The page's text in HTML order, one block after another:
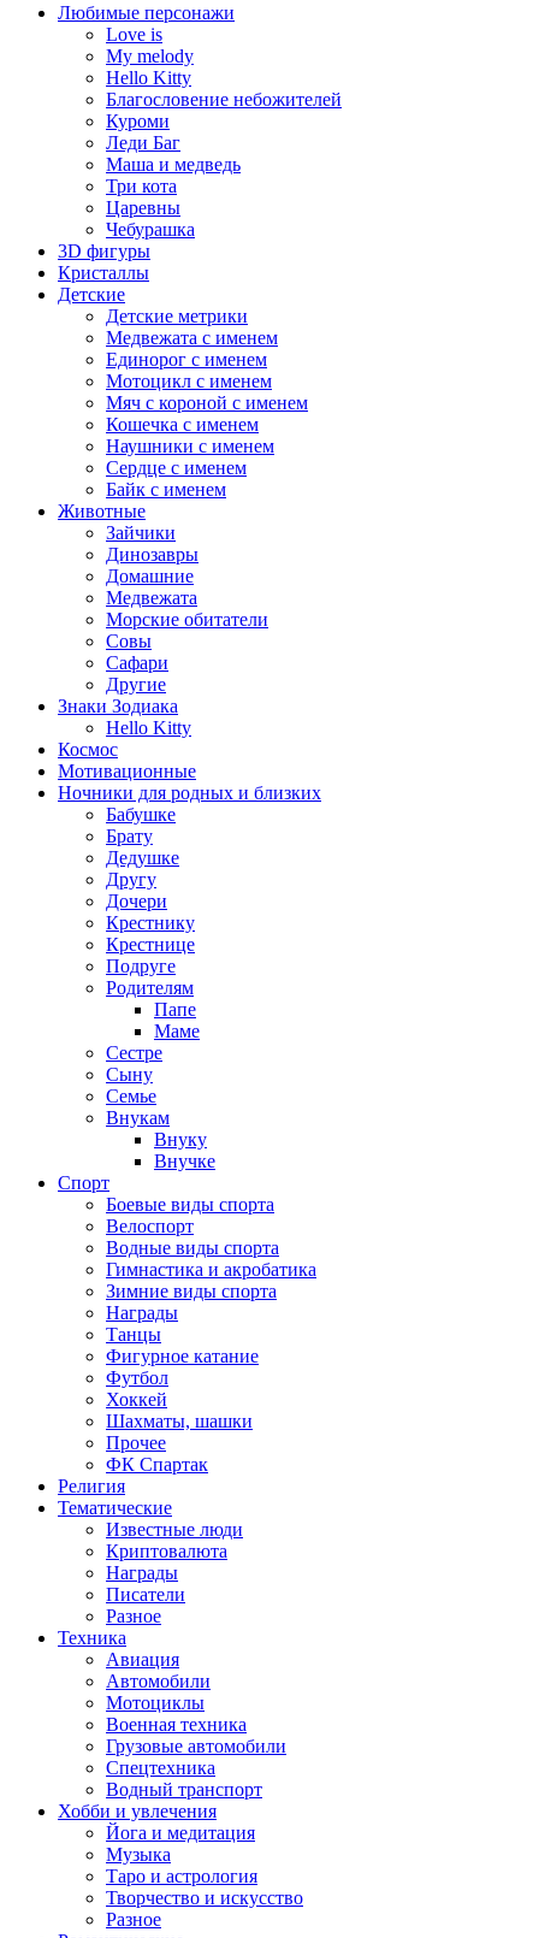
Любимые персонажи
Love is
My melody
Hello Kitty
Благословение небожителей
Куроми
Леди Баг
Маша и медведь
Три кота
Царевны
Чебурашка
3D фигуры
Кристаллы
Детские
Детские метрики
Медвежата с именем
Единорог с именем
Мотоцикл с именем
Мяч с короной с именем
Кошечка с именем
Наушники с именем
Сердце с именем
Байк с именем
Животные
Зайчики
Динозавры
Домашние
Медвежата
Морские обитатели
Совы
Сафари
Другие
Знаки Зодиака
Hello Kitty
Космос
Мотивационные
Ночники для родных и близких
Бабушке
Брату
Дедушке
Другу
Дочери
Крестнику
Крестнице
Подруге
Родителям
Папе
Маме
Сестре
Сыну
Семье
Внукам
Внуку
Внучке
Спорт
Боевые виды спорта
Велоспорт
Водные виды спорта
Гимнастика и акробатика
Зимние виды спорта
Награды
Танцы
Фигурное катание
Футбол
Хоккей
Шахматы, шашки
Прочее
ФК Спартак
Религия
Тематические
Известные люди
Криптовалюта
Награды
Писатели
Разное
Техника
Авиация
Автомобили
Мотоциклы
Военная техника
Грузовые автомобили
Спецтехника
Водный транспорт
Хобби и увлечения
Йога и медитация
Музыка
Таро и астрология
Творчество и искусство
Разное